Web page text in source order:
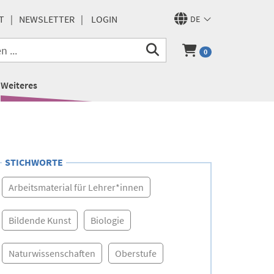
DE
NEWSLETTER LOGIN
0
Weiteres
STICHWORTE
Arbeitsmaterial für Lehrer*innen
Bildende Kunst Biologie
Naturwissenschaften Oberstufe